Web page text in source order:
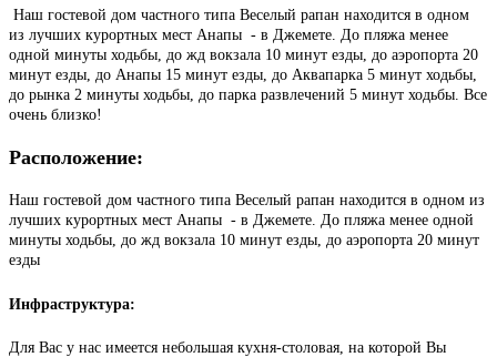
Наш гостевой дом частного типа Веселый рапан находится в одном
из лучших курортных мест Анапы - в Джемете. До пляжа менее
одной минуты ходьбы, до жд вокзала 10 минут езды, до аэропорта 20
минут езды, до Анапы 15 минут езды, до Аквапарка 5 минут ходьбы,
до рынка 2 минуты ходьбы, до парка развлечений 5 минут ходьбы. Все
очень близко!
Расположение:
Наш гостевой дом частного типа Веселый рапан находится в одном из
лучших курортных мест Анапы - в Джемете. До пляжа менее одной
минуты ходьбы, до жд вокзала 10 минут езды, до аэропорта 20 минут
езды
Инфраструктура:
Для Вас у нас имеется небольшая кухня-столовая, на которой Вы